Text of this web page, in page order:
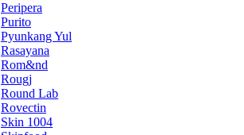
Peripera
Purito
Pyunkang Yul
Rasayana
Rom&nd
Rougj
Round Lab
Rovectin
Skin 1004